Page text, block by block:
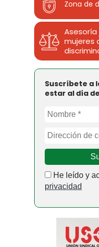
Zona de
mujeres
Suscríbete a
estar al día
He leído y
privacidad